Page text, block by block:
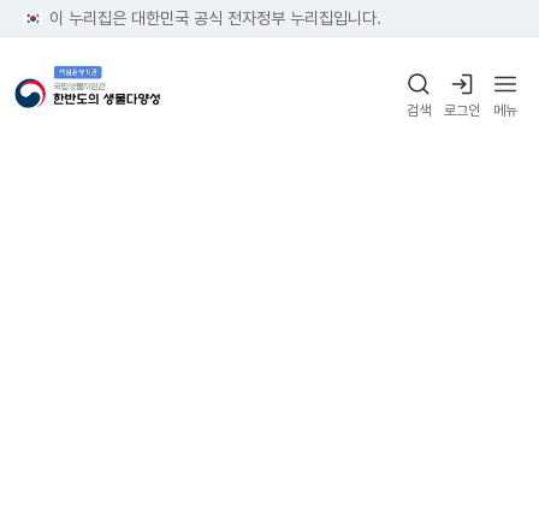
이 누리집은 대한민국 공식 전자정부 누리집입니다.
검색 로그인 메뉴